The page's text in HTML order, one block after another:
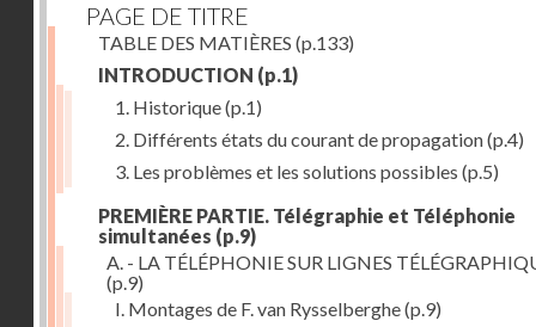
PAGE DE TITRE
TABLE DES MATIÈRES (p.133)
INTRODUCTION (p.1)
1. Historique(p.1)
2. Différents états du courant de propagation(p.4)
3. Les problèmes et les solutions possibles (p.5)
PREMIÈRE PARTIE. Télégraphie et Téléphonie
simultanées (p.9)
A. - LA TÉLÉPHONIE SUR LIGNES
(p.9)
I. Montages de F. van Rysselberghe(p.9)